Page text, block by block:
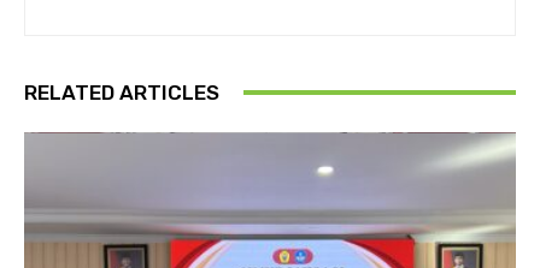
RELATED ARTICLES